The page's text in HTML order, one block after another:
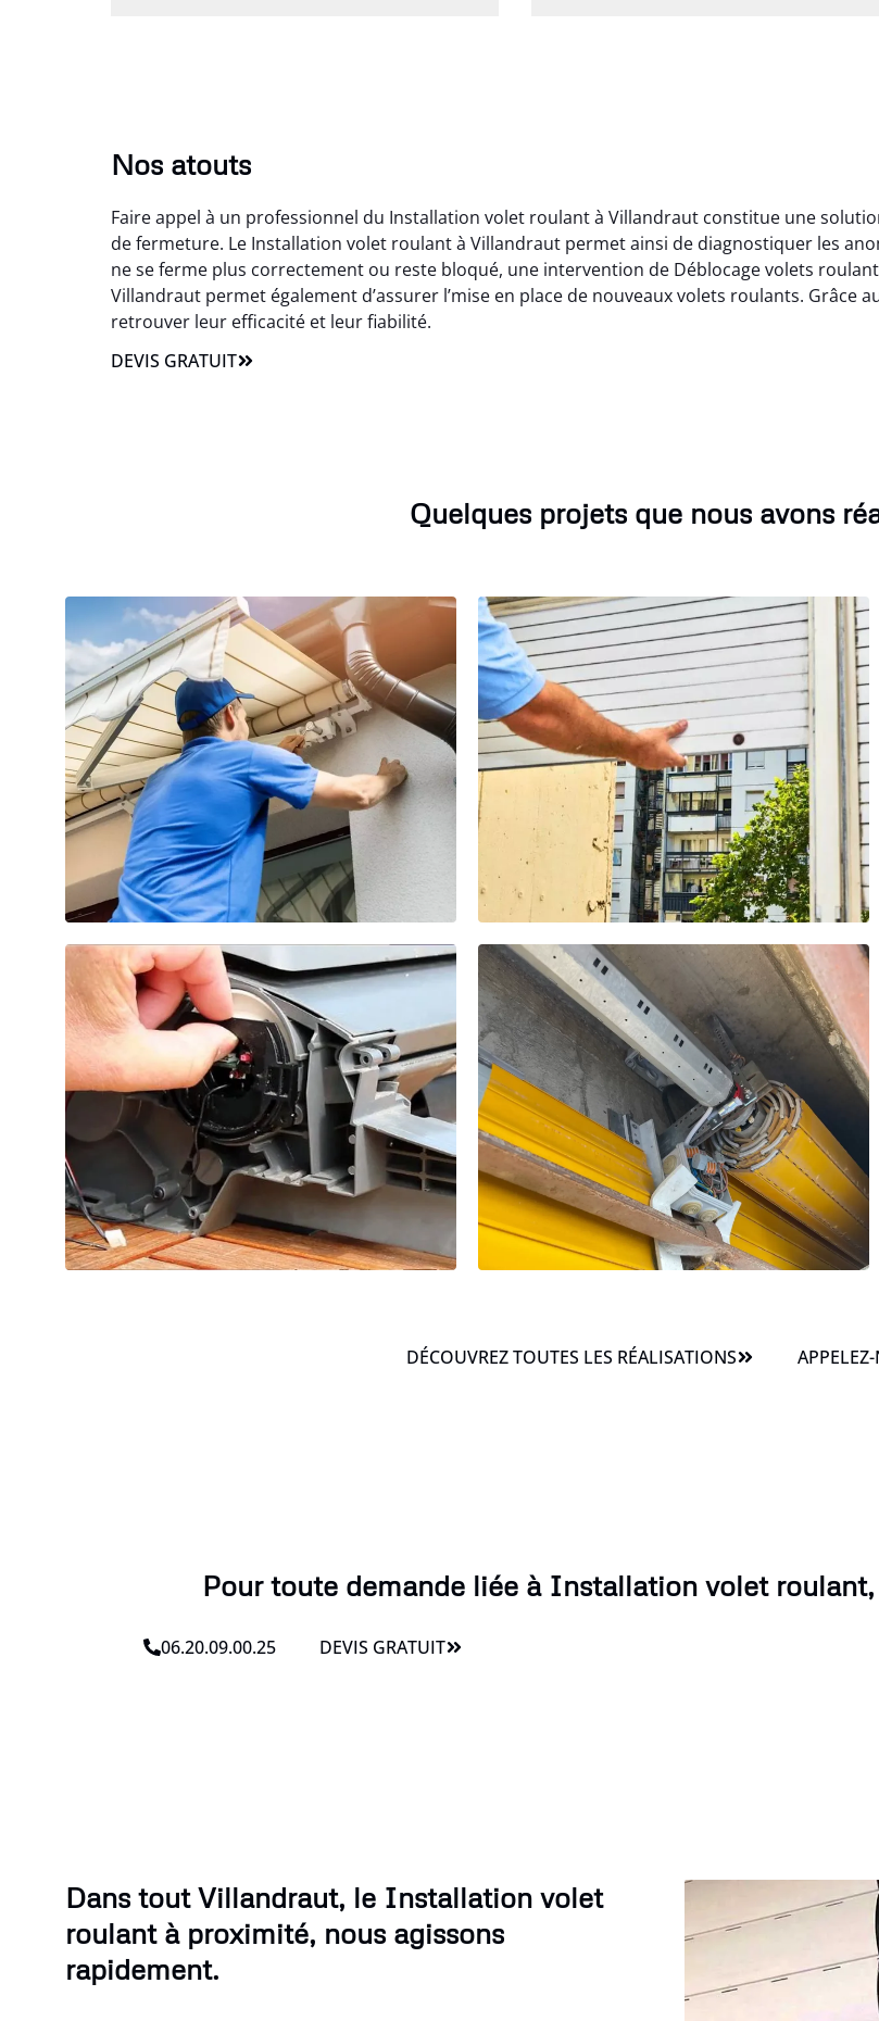
Nos atouts
Faire appel à un professionnel du Installation volet roulant à Villandraut constitue une
de fermeture. Le Installation volet roulant à Villandraut permet ainsi de diagnostiquer les
ne se ferme plus correctement ou reste bloqué, une intervention de Déblocage volets
Villandraut permet également d’assurer l’mise en place de nouveaux volets roulants.
retrouver leur efficacité et leur fiabilité.
DEVIS GRATUIT
Quelques projets que nous avons
DÉCOUVREZ TOUTES LES RÉALISATIONS
Pour toute demande liée à Installation volet
06.20.09.00.25 DEVIS GRATUIT
Dans tout Villandraut, le Installation volet
roulant à proximité, nous agissons
rapidement.